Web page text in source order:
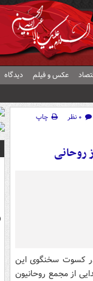
عکس و فیلم دیدگاه
۰ نظر
چاپ
روحانی
کسوت سخنگوی این
کروبی بعد از جدایی از مجمع روحانیون